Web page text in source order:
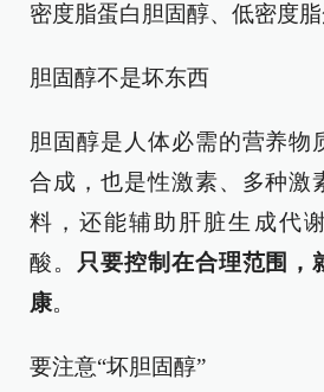
密度脂蛋白胆固醇、低密度脂
胆固醇不是坏东西
胆固醇是人体必需的营养物
合成，也是性激素、多种激
料，还能辅助肝脏生成代
酸。 只要控制在合理范围，
康。
要注意“坏胆固醇”